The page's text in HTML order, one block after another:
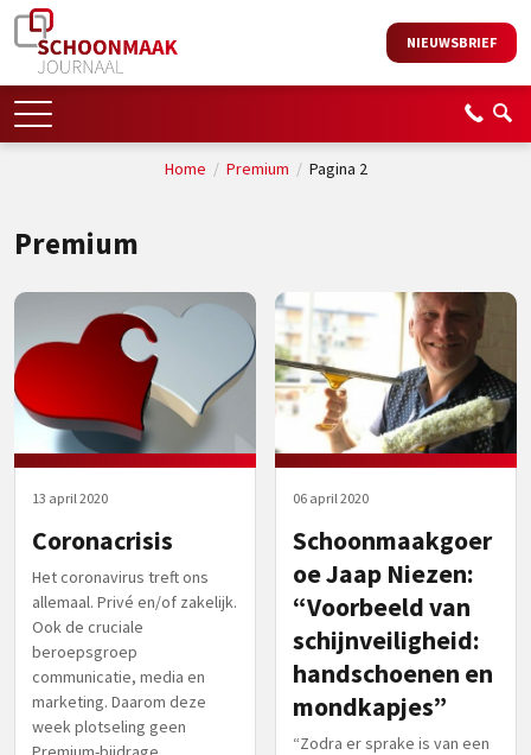
NIEUWSBRIEF
Home / Premium / Pagina 2
Premium
13 april 2020
Coronacrisis
Het coronavirus treft ons
allemaal. Privé en/of zakelijk.
Ook de cruciale
beroepsgroep
communicatie, media en
marketing. Daarom deze
week plotseling geen
06 april 2020
Schoonmaakgoer
oe Jaap Niezen:
“Voorbeeld van
schijnveiligheid:
handschoenen en
mondkapjes”
“Zodra er sprake is van een